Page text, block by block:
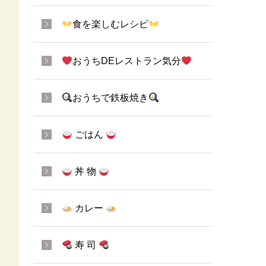
食を楽しむレシピ
おうちDEレストラン気分
おうちで鉄板焼き
ごはん
丼 物
カレー
寿 司